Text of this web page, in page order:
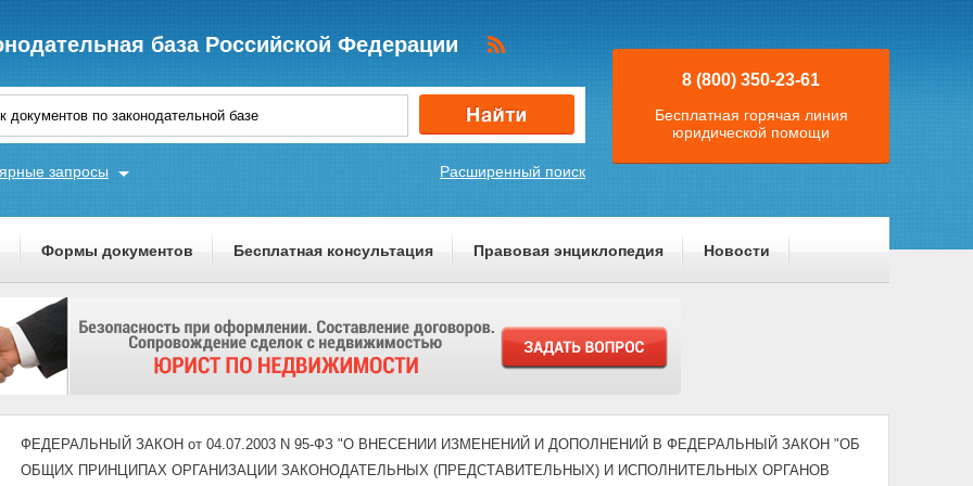
база Российской Федерации
Расширенный поиск
запросы
8 (800) 350-23-61
Бесплатная горячая линия
юридической помощи
Формы документов Бесплатная консультация Правовая энциклопедия Новости
ФЕДЕРАЛЬНЫЙ ЗАКОН от 04.07.2003 N 95-ФЗ "О ВНЕСЕНИИ ИЗМЕНЕНИЙ И ДОПОЛНЕНИЙ В ФЕДЕРАЛЬНЫЙ ЗАКОН "ОБ
ОБЩИХ ПРИНЦИПАХ ОРГАНИЗАЦИИ ЗАКОНОДАТЕЛЬНЫХ (ПРЕДСТАВИТЕЛЬНЫХ) И ИСПОЛНИТЕЛЬНЫХ ОРГАНОВ